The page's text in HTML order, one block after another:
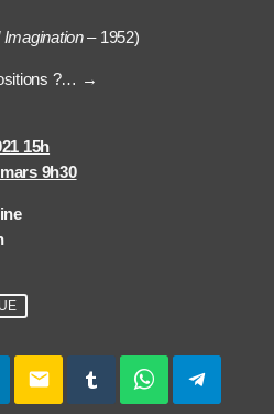
– 1952)
?… →
15h
9h30
email